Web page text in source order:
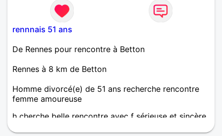
rennnais 51 ans
De Rennes pour rencontre à Betton
Rennes à 8 km de Betton
Homme divorcé(e) de 51 ans recherche rencontre
femme amoureuse
h cherche belle rencontre avec f sérieuse et sincère